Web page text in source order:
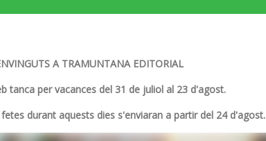
A TRAMUNTANA EDITORIAL
tanca per vacances del 31 de juliol al 23 d'agost.
durant aquests dies s'enviaran a partir del 24 d'agost.